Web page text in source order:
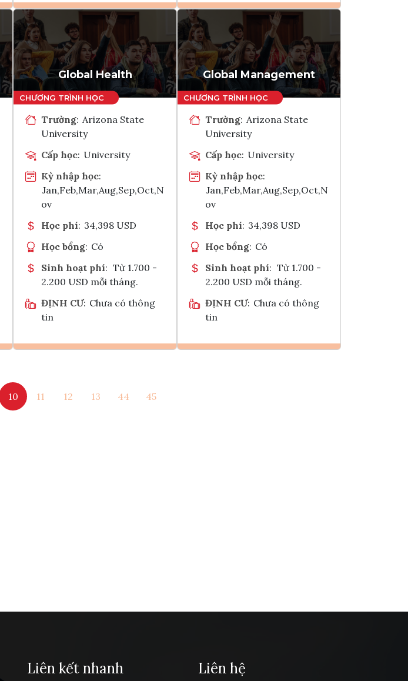
Ghi danh
Tham vấn Interlink
Ghi danh
Tham vấn Interlink
Global Health
Trường: Arizona State
University
Cấp học: University
Kỳ nhập học:
Jan,Feb,Mar,Aug,Sep,Oct,N
ov
Học phí: 34,398 USD
Học bổng: Có
Sinh hoạt phí: Từ 1.700 -
2.200 USD mỗi tháng.
ĐỊNH CƯ: Chưa có thông
tin
Tham vấn Interlink
Global Management
Trường: Arizona State
University
Cấp học: University
Kỳ nhập học:
Jan,Feb,Mar,Aug,Sep,Oct,N
ov
Học phí: 34,398 USD
Học bổng: Có
Sinh hoạt phí: Từ 1.700 -
2.200 USD mỗi tháng.
ĐỊNH CƯ: Chưa có thông
tin
10 11 12 13 44 45
Liên kết nhanh Liên hệ